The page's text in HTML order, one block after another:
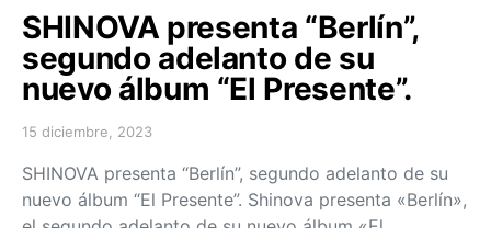
SHINOVA presenta “Berlín”,
segundo adelanto de su
nuevo álbum “El Presente”.
Posted on
15 diciembre, 2023
SHINOVA presenta “Berlín”, segundo adelanto de su
nuevo álbum “El Presente”. Shinova presenta «Berlín»,